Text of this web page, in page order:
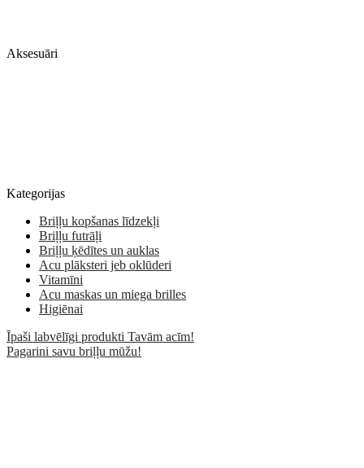
Aksesuāri
Kategorijas
Briļļu kopšanas līdzekļi
Briļļu futrāļi
Briļļu ķēdītes un auklas
Acu plāksteri jeb oklūderi
Vitamīni
Acu maskas un miega brilles
Higiēnai
Īpaši labvēlīgi produkti Tavām acīm!
Pagarini savu briļļu mūžu!